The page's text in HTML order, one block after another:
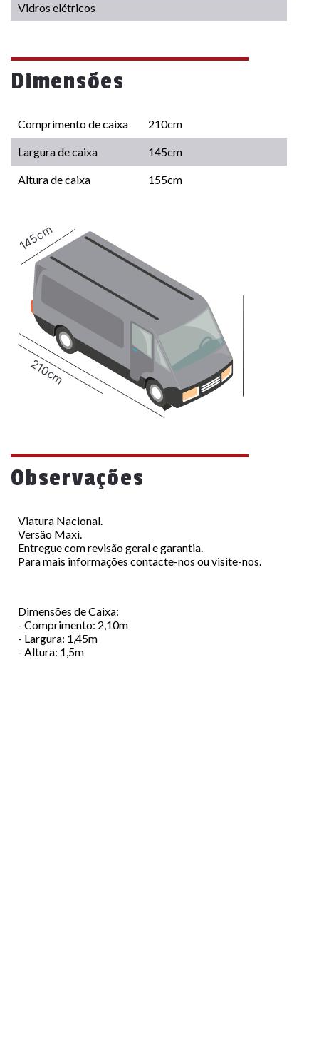
Vidros elétricos
Dimensões
Comprimento de caixa 210cm
Largura de caixa 145cm
Altura de caixa 155cm
145cm
210cm
Observações
Viatura Nacional.
Versão Maxi.
Entregue com revisão geral e garantia.
Para mais informações contacte-nos ou visite-nos.
Dimensões de Caixa:
- Comprimento: 2,10m
- Largura: 1,45m
- Altura: 1,5m